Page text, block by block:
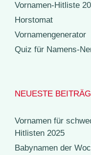
Vornamen-Hitliste
Horstomat
Vornamengenerator
Quiz für Namens-
NEUESTE
Vornamen für
Hitlisten 2025
Babynamen der